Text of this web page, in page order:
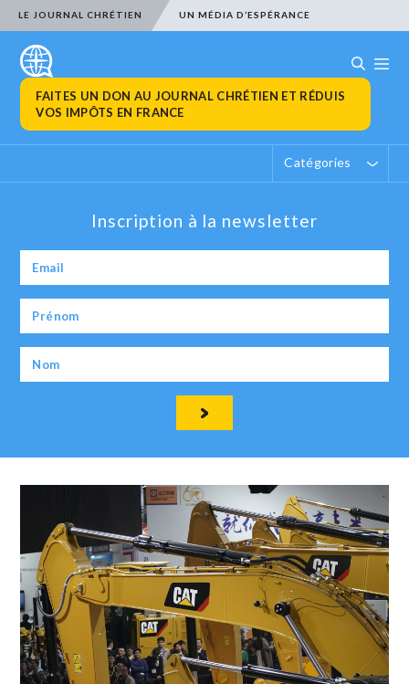
LE JOURNAL CHRÉTIEN UN MÉDIA D’ESPÉRANCE
FAITES UN DON AU JOURNAL CHRÉTIEN ET RÉDUIS
VOS IMPÔTS EN FRANCE
Catégories
Inscription à la newsletter